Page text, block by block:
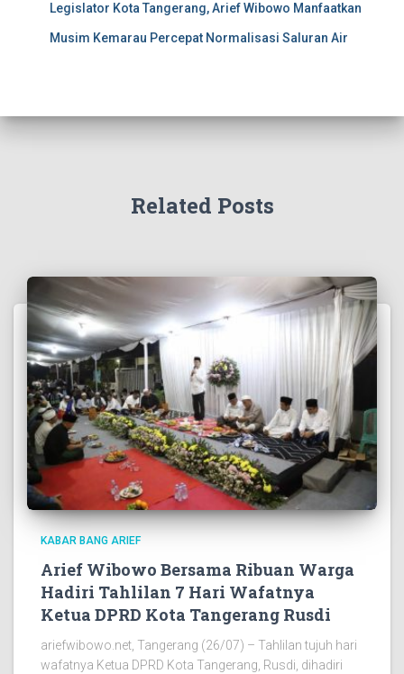
Legislator Kota Tangerang, Arief Wibowo Manfaatkan
Musim Kemarau Percepat Normalisasi Saluran Air
Related Posts
KABAR BANG ARIEF
Arief Wibowo Bersama Ribuan Warga
Hadiri Tahlilan 7 Hari Wafatnya
Ketua DPRD Kota Tangerang Rusdi
ariefwibowo.net, Tangerang (26/07) – Tahlilan tujuh hari
wafatnya Ketua DPRD Kota Tangerang, Rusdi, dihadiri